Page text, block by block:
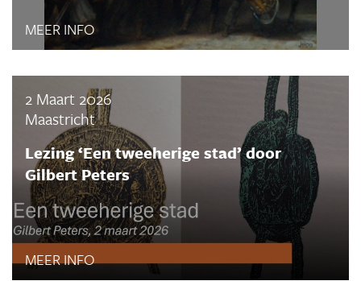
MEER INFO
2 Maart 2026
Maastricht
Lezing ‘Een tweeherige stad’ door
Gilbert Peters
MEER INFO